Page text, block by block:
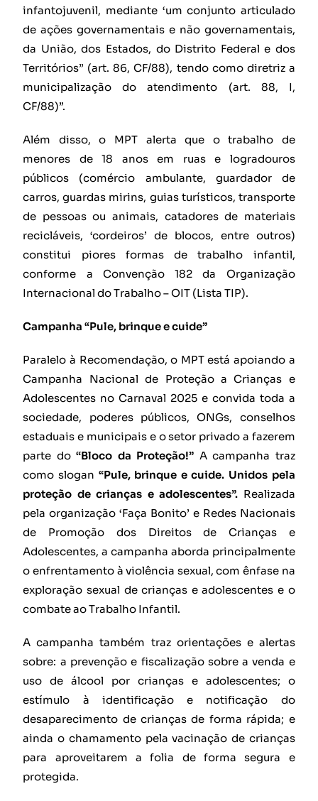
infantojuvenil, mediante ‘um conjunto articulado
de ações governamentais e não governamentais,
da União, dos Estados, do Distrito Federal e dos
Territórios” (art. 86, CF/88), tendo como diretriz a
municipalização do atendimento (art. 88, I,
CF/88)”.
Além disso, o MPT alerta que o trabalho de
menores de 18 anos em ruas e logradouros
públicos (comércio ambulante, guardador de
carros, guardas mirins, guias turísticos, transporte
de pessoas ou animais, catadores de materiais
recicláveis, ‘cordeiros’ de blocos, entre outros)
constitui piores formas de trabalho infantil,
conforme a Convenção 182 da Organização
Internacional do Trabalho – OIT (Lista TIP).
Campanha “Pule, brinque e cuide”
Paralelo à Recomendação, o MPT está apoiando a
Campanha Nacional de Proteção a Crianças e
Adolescentes no Carnaval 2025 e convida toda a
sociedade, poderes públicos, ONGs, conselhos
estaduais e municipais e o setor privado a fazerem
parte do“Bloco da Proteção!” A campanha traz
como slogan “Pule, brinque e cuide. Unidos pela
proteção de crianças e adolescentes”. Realizada
pela organização ‘Faça Bonito’ e Redes Nacionais
de Promoção dos Direitos de Crianças e
Adolescentes, a campanha aborda principalmente
o enfrentamento à violência sexual, com ênfase na
exploração sexual de crianças e adolescentes e o
combate ao Trabalho Infantil.
A campanha também traz orientações e alertas
sobre: a prevenção e fiscalização sobre a venda e
uso de álcool por crianças e adolescentes; o
estímulo à identificação e notificação do
desaparecimento de crianças de forma rápida; e
ainda o chamamento pela vacinação de crianças
para aproveitarem a folia de forma segura e
protegida.